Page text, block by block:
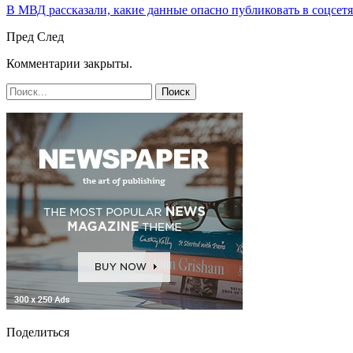
В МВД рассказали, какие данные опасно публиковать в
Пред След
Комментарии закрыты.
Поделиться